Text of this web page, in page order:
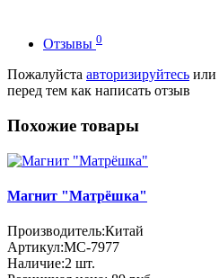
Отзывы 0
Пожалуйста авторизируйтесь или
перед тем как написать отзыв
Похожие товары
Магнит "Матрёшка"
Производитель:Китай
Артикул:МС-7977
Наличие:2 шт.